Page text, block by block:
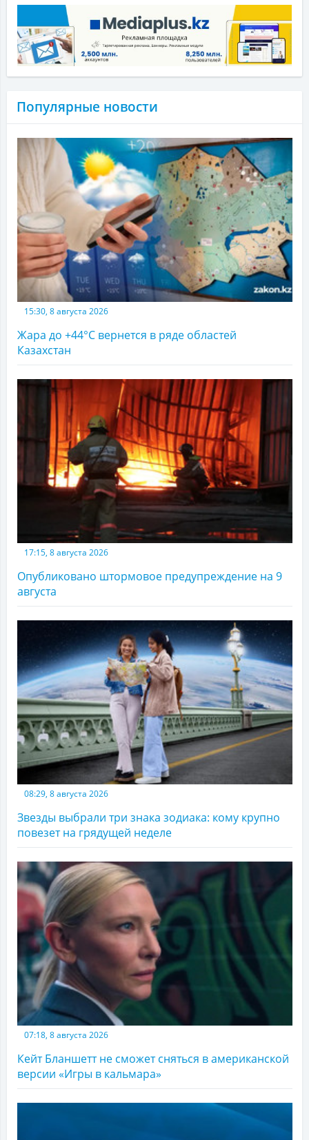
Популярные новости
15:30, 8 августа 2026
Жара до +44°С вернется в ряде областей
Казахстан
17:15, 8 августа 2026
Опубликовано штормовое предупреждение на 9
августа
08:29, 8 августа 2026
Звезды выбрали три знака зодиака: кому крупно
повезет на грядущей неделе
07:18, 8 августа 2026
Кейт Бланшетт не сможет сняться в американской
версии «Игры в кальмара»